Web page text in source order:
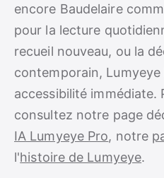
encore Baudelaire
pour la lecture
recueil nouveau, ou la
contemporain,
accessibilité immédiate.
consultez notre page
IA Lumyeye Pro, notre
l'histoire de Lumyeye.